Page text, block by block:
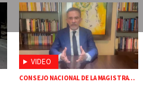
VIDEO
CONSEJO NACIONAL DE LA MAGISTRATURA